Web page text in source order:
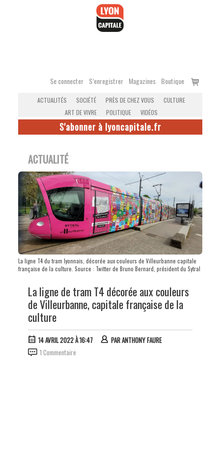
Se connecter S’enregistrer Magazines Boutique
Voir
ACTUALITÉS SOCIÉTÉ PRÈS DE CHEZ VOUS
CULTURE
ART DE VIVRE
POLITIQUE VIDÉOS
S'abonner à lyoncapitale.fr
ACTUALITÉ
La ligne T4 du tram lyonnais, décorée aux couleurs de Villeurbanne capitale
française de la culture. Source : Twitter de Bruno Bernard, président du Sytral
La ligne de tram T4 décorée aux couleurs
de Villeurbanne, capitale française de la
culture
14 AVRIL 2022 À 16:47 PARANTHONY FAURE
1 Commentaire